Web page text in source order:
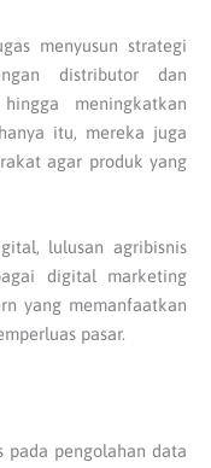
menyusun strategi
distributor dan
meningkatkan
itu, mereka juga
agar produk yang
lulusan agribisnis
digital marketing
yang memanfaatkan
pasar.
pada pengolahan data